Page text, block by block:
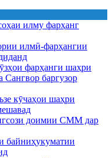
илму фарҳанг
илмӣ-фарҳангии
фарҳанги шаҳри
баргузор
кӯчаҳои шаҳри
доимии СММ дар
байниҳукуматии